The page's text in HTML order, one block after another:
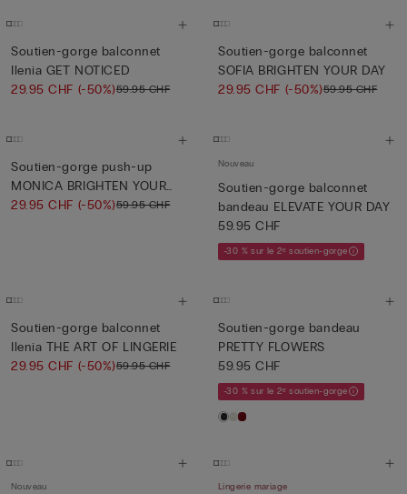
Soutien-gorge balconnet
Ilenia GET NOTICED
29.95 CHF (-50%)59.95 CHF
Soutien-gorge balconnet
SOFIA BRIGHTEN YOUR DAY
29.95 CHF (-50%)59.95 CHF
Soutien-gorge push-up
MONICA BRIGHTEN YOUR
DAY
29.95 CHF (-50%)59.95 CHF
Nouveau
Soutien-gorge balconnet
bandeau ELEVATE YOUR DAY
59.95 CHF
-30 % sur le 2ᵉ soutien-gorge
Soutien-gorge balconnet
Ilenia THE ART OF LINGERIE
29.95 CHF (-50%)59.95 CHF
Soutien-gorge bandeau
PRETTY FLOWERS
59.95 CHF
-30 % sur le 2ᵉ soutien-gorge
Nouveau Lingerie mariage